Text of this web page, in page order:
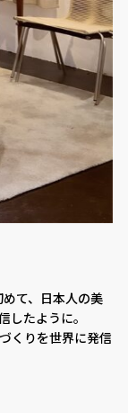
て、日本人の美
たように。
くりを世界に発信